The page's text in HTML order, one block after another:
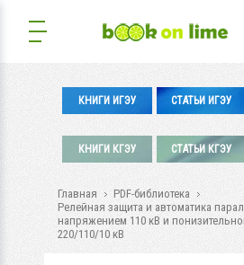
КНИГИ ИГЭУ СТАТЬИ ИГЭУ
КНИГИ КГЭУ СТАТЬИ КГЭУ
Главная
PDF-библиотека
Релейная защита и автоматика
напряжением 110 кВ и
220/110/10 кВ